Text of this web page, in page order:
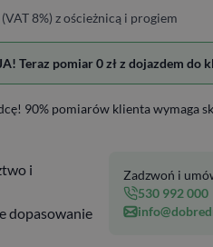
8%) z ościeżnicą i progiem
Teraz pomiar 0 zł z dojazdem do
90% pomiarów klienta wymaga
i
dopasowanie
Zadzwoń i
530 992 000